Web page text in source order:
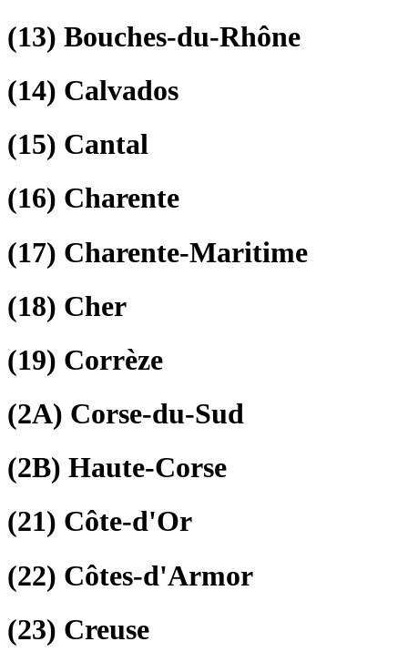
(13) Bouches-du-Rhône
(14) Calvados
(15) Cantal
(16) Charente
(17) Charente-Maritime
(18) Cher
(19) Corrèze
(2A) Corse-du-Sud
(2B) Haute-Corse
(21) Côte-d'Or
(22) Côtes-d'Armor
(23) Creuse